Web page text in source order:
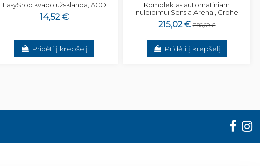
EasySrop kvapo užsklanda, ACO
14,52 €
Pridėti į krepšelį
Komplektas automatiniam
nuleidimui Sensia Arena , Grohe
215,02 € 286,69 €
Pridėti į krepšelį